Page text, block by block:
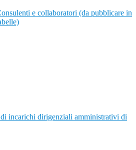
e collaboratori (da pubblicare in
incarichi dirigenziali amministrativi di